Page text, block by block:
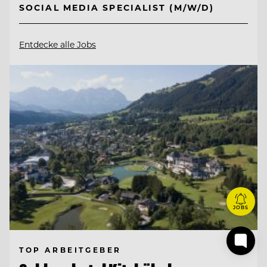
SOCIAL MEDIA SPECIALIST (M/W/D)
Entdecke alle Jobs
TOP ARBEITGEBER
JOBS